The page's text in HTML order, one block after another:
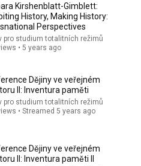
/ Kamil Nedvědický
režimů • 1.2K views
Kirshenblatt-Gimblett:
History, Making History:
Perspectives
pro studium totalitních režimů
• 5 years ago
Dějiny ve veřejném
II: Inventura paměti
pro studium totalitních režimů
• Streamed 5 years ago
Dějiny ve veřejném
II: Inventura paměti II